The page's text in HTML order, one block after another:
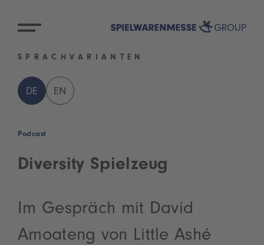
SPRACHVARIANTEN
DE EN
Podcast
Diversity Spielzeug
Im Gespräch mit David
Amoateng von Little Ashé